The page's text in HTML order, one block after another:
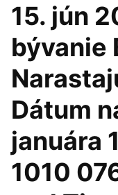
15. jún
bývanie
Dátum
januára
1010